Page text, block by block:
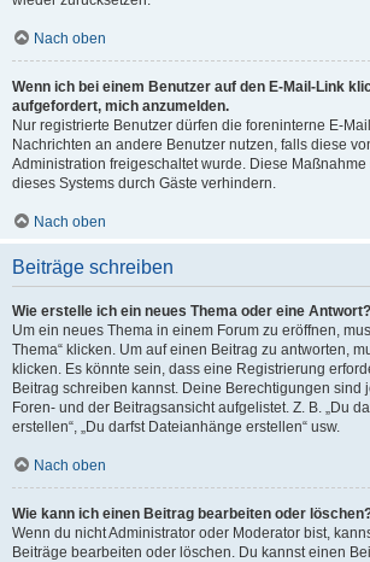
Nach oben
Wenn ich bei einem Benutzer auf den E-Mail-Link
aufgefordert, mich anzumelden.
Nur registrierte Benutzer dürfen die foreninterne E-
Nachrichten an andere Benutzer nutzen, falls diese
Administration freigeschaltet wurde. Diese
dieses Systems durch Gäste verhindern.
Nach oben
Beiträge schreiben
Wie erstelle ich ein neues Thema oder eine Antwort?
Um ein neues Thema in einem Forum zu eröffnen,
Thema“ klicken. Um auf einen Beitrag zu antworten,
klicken. Es könnte sein, dass eine Registrierung
Beitrag schreiben kannst. Deine Berechtigungen sind
Foren- und der Beitragsansicht aufgelistet. Z. B. „Du
erstellen“, „Du darfst Dateianhänge erstellen“ usw.
Nach oben
Wie kann ich einen Beitrag bearbeiten oder
Wenn du nicht Administrator oder Moderator bist,
Beiträge bearbeiten oder löschen. Du kannst einen